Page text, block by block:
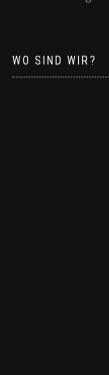
WO SIND WIR?